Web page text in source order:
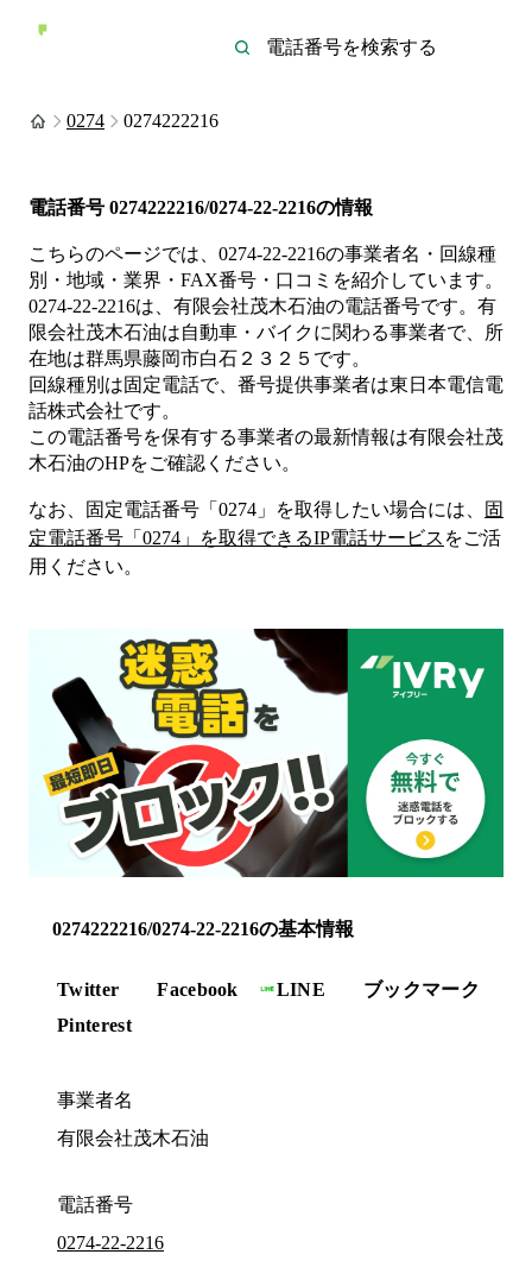
0274 0274222216
電話番号 0274222216/0274-22-2216の情報
こちらのページでは、 0274-22-2216の事業者名・回線種
別・地域・業界・FAX番号・口コミを紹介しています。
0274-22-2216は、 有限会社茂木石油の電話番号です。 有
限会社茂木石油は自動車・バイクに関わる事業者で、所
在地は群馬県藤岡市白石２３２５ です。
回線種別は固定電話で、番号提供事業者は東日本電信電
話株式会社です。
この電話番号を保有する事業者の最新情報は有限会社茂
木石油のHPをご確認ください。
なお、固定電話番号「 0274 」を取得したい場合には、
固
定電話番号「 0274 」を取得できるIP電話サービス をご活
用ください。
0274222216/0274-22-2216の基本情報
Twitter Facebook LINE
ブックマーク
Pinterest
事業者名
有限会社茂木石油
電話番号
0274-22-2216